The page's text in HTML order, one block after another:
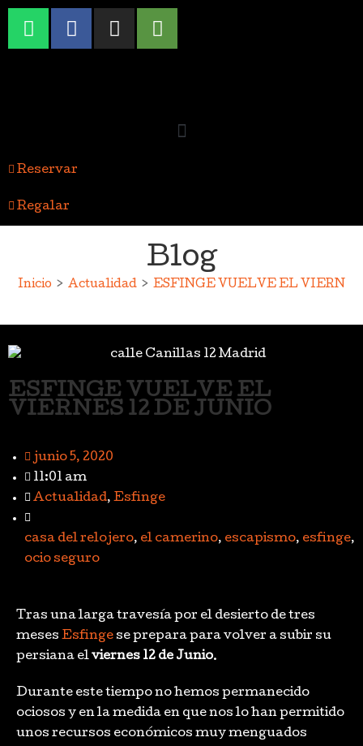
Reservar
Regalar
Blog
Inicio > Actualidad > ESFINGE VUELVE EL VIERNES
ESFINGE VUELVE EL
VIERNES 12 DE JUNIO
junio 5, 2020
11:01 am
Actualidad, Esfinge
casa del relojero, el camerino, escapismo, esfinge,
ocio seguro
Tras una larga travesía por el desierto de tres
meses Esfinge se prepara para volver a subir su
persiana elviernes 12 de Junio.
Durante este tiempo no hemos permanecido
ociosos y en la medida en que nos lo han permitido
unos recursos económicos muy menguados